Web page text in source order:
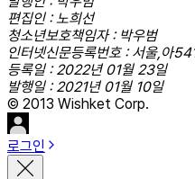
편집인 : 노희선
청소년보호책임자 : 박우범
인터넷신문등록번호 : 서울,아
등록일 : 2022년 01월 23일
발행일 : 2021년 01월 10일
© 2013 Wishket Corp.
로그인